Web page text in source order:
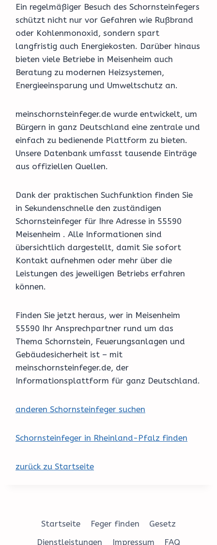
Ein regelmäßiger Besuch des Schornsteinfegers
schützt nicht nur vor Gefahren wie Rußbrand
oder Kohlenmonoxid, sondern spart
langfristig auch Energiekosten. Darüber hinaus
bieten viele Betriebe in Meisenheim auch
Beratung zu modernen Heizsystemen,
Energieeinsparung und Umweltschutz an.
meinschornsteinfeger.de wurde entwickelt, um
Bürgern in ganz Deutschland eine zentrale und
einfach zu bedienende Plattform zu bieten.
Unsere Datenbank umfasst tausende Einträge
aus offiziellen Quellen.
Dank der praktischen Suchfunktion finden Sie
in Sekundenschnelle den zuständigen
Schornsteinfeger für Ihre Adresse in 55590
Meisenheim . Alle Informationen sind
übersichtlich dargestellt, damit Sie sofort
Kontakt aufnehmen oder mehr über die
Leistungen des jeweiligen Betriebs erfahren
können.
Finden Sie jetzt heraus, wer in Meisenheim
55590 Ihr Ansprechpartner rund um das
Thema Schornstein, Feuerungsanlagen und
Gebäudesicherheit ist – mit
meinschornsteinfeger.de, der
Informationsplattform für ganz Deutschland.
anderen Schornsteinfeger suchen
Schornsteinfeger in Rheinland-Pfalz finden
zurück zu Startseite
Startseite Feger finden
Gesetz
Dienstleistungen
Impressum FAQ